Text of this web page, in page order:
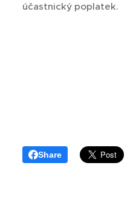
účastnický poplatek.
Share